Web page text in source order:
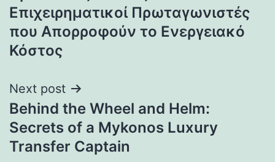
Επιχειρηματικοί Πρωταγωνιστές
που Απορροφούν το Ενεργειακό
Κόστος
Next post
Behind the Wheel and Helm:
Secrets of a Mykonos Luxury
Transfer Captain